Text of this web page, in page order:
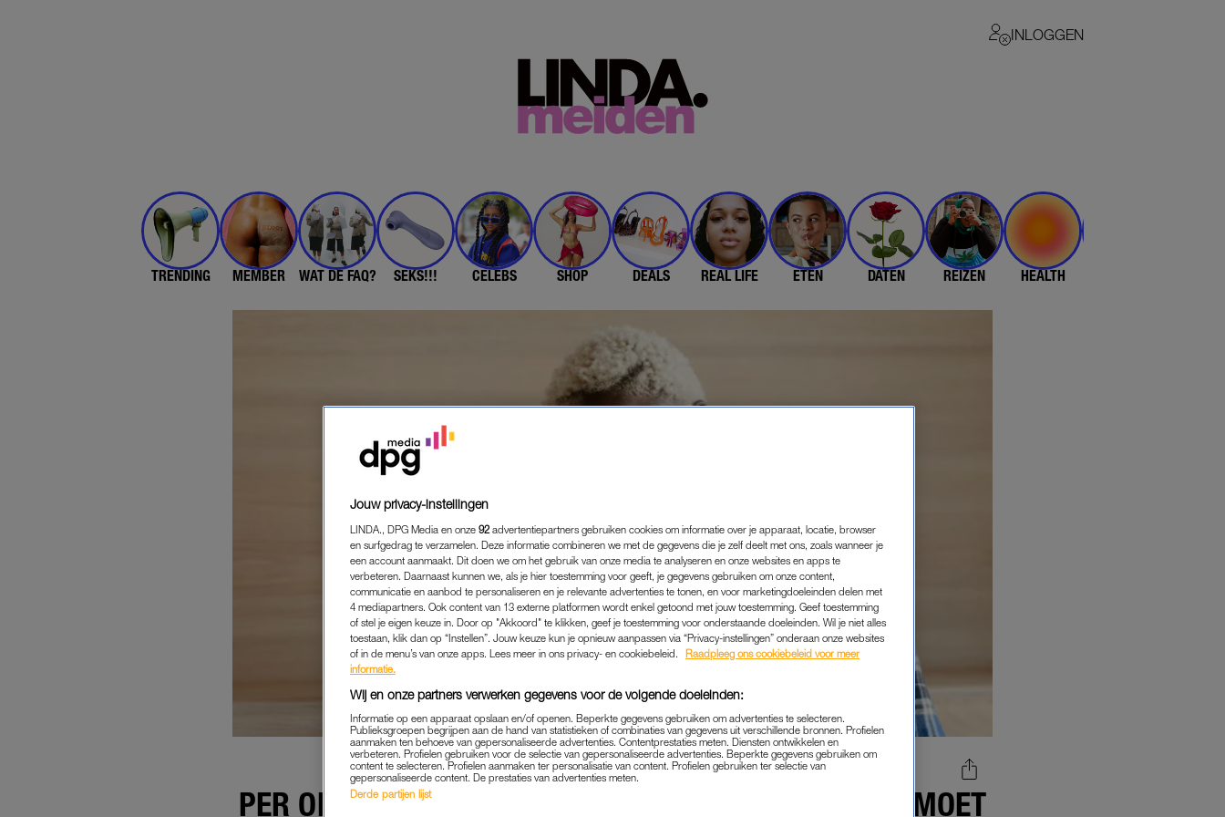
INLOGGEN
TRENDING MEMBER WAT DE FAQ? SEKS!!! CELEBS SHOP DEALS REAL LIFE ETEN DATEN REIZEN HEALTH
PER ONGELUK 112 GEBELD? VOLGENS DEZE AGENT MOET
TRENDING|GOED OM TE WETEN
Jouw privacy-instellingen
LINDA., DPG Media en onze 92 advertentiepartners gebruiken cookies om informatie over je apparaat, locatie, browser
en surfgedrag te verzamelen. Deze informatie combineren we met de gegevens die je zelf deelt met ons, zoals wanneer je
een account aanmaakt. Dit doen we om het gebruik van onze media te analyseren en onze websites en apps te
verbeteren. Daarnaast kunnen we, als je hier toestemming voor geeft, je gegevens gebruiken om onze content,
communicatie en aanbod te personaliseren en je relevante advertenties te tonen, en voor marketingdoeleinden delen met
4 mediapartners. Ook content van 13 externe platformen wordt enkel getoond met jouw toestemming. Geef toestemming
of stel je eigen keuze in. Door op "Akkoord" te klikken, geef je toestemming voor onderstaande doeleinden. Wil je niet alles
toestaan, klik dan op “Instellen”. Jouw keuze kun je opnieuw aanpassen via “Privacy-instellingen” onderaan onze websites
of in de menu’s van onze apps. Lees meer in ons privacy- en cookiebeleid.
Raadpleeg ons cookiebeleid voor meer
informatie.
Wij en onze partners verwerken gegevens voor de volgende doeleinden:
Informatie op een apparaat opslaan en/of openen. Beperkte gegevens gebruiken om advertenties te selecteren.
Publieksgroepen begrijpen aan de hand van statistieken of combinaties van gegevens uit verschillende bronnen. Profielen
aanmaken ten behoeve van gepersonaliseerde advertenties. Contentprestaties meten. Diensten ontwikkelen en
verbeteren. Profielen gebruiken voor de selectie van gepersonaliseerde advertenties. Beperkte gegevens gebruiken om
content te selecteren. Profielen aanmaken ter personalisatie van content. Profielen gebruiken ter selectie van
gepersonaliseerde content. De prestaties van advertenties meten.
Derde partijen lijst